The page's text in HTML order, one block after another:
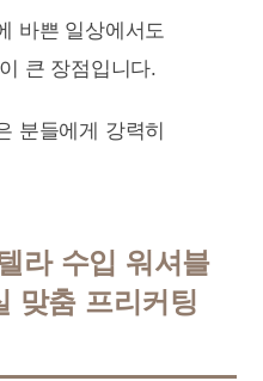
바쁜 일상에서도
큰 장점입니다.
분들에게 강력히
라 수입 워셔블
맞춤 프리커팅